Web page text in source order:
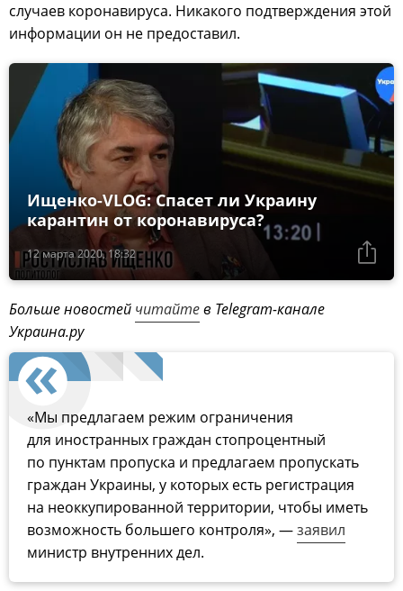
случаев коронавируса. Никакого подтверждения этой
информации он не предоставил.
12 марта 2020, 18:32
Ищенко-VLOG: Спасет ли Украину
карантин от коронавируса?
Больше новостей читайтев Telegram-канале
Украина.ру
«Мы предлагаем режим ограничения
для иностранных граждан стопроцентный
по пунктам пропуска и предлагаем пропускать
граждан Украины, у которых есть регистрация
на неоккупированной территории, чтобы иметь
возможность большего контроля», —заявил
министр внутренних дел.